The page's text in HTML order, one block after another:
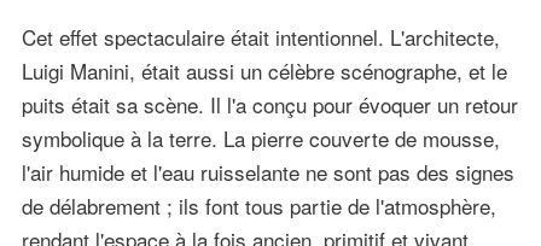
Cet effet spectaculaire était intentionnel. L'architecte,
Luigi Manini, était aussi un célèbre scénographe, et le
puits était sa scène. Il l'a conçu pour évoquer un retour
symbolique à la terre. La pierre couverte de mousse,
l'air humide et l'eau ruisselante ne sont pas des signes
de délabrement ; ils font tous partie de l'atmosphère,
rendant l'espace à la fois ancien, primitif et vivant.